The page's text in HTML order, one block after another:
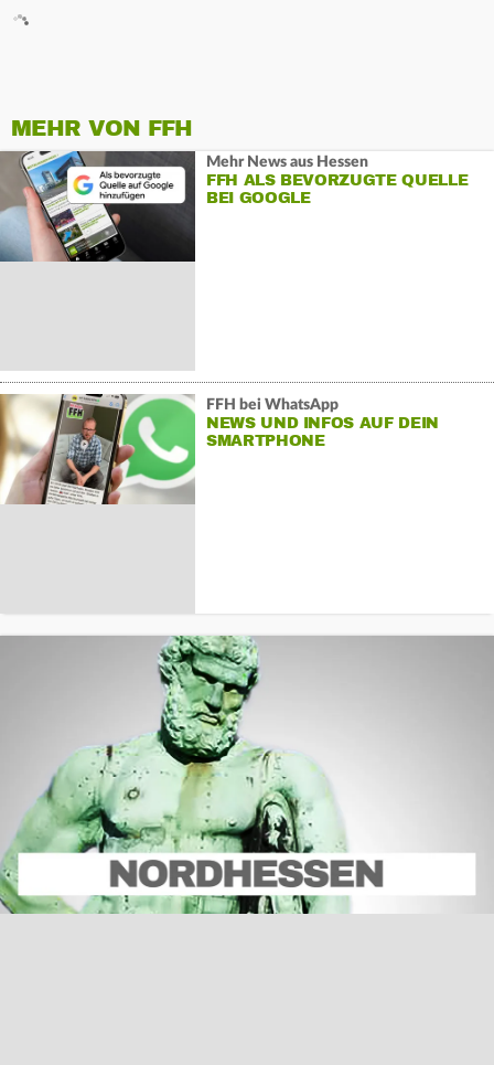
MEHR VON FFH
Mehr News aus Hessen
FFH ALS BEVORZUGTE QUELLE
BEI GOOGLE
FFH bei WhatsApp
NEWS UND INFOS AUF DEIN
SMARTPHONE